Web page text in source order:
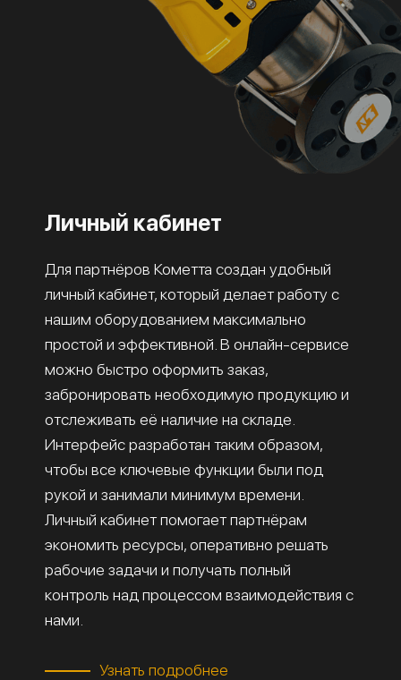
Личный кабинет
Для партнёров Кометта создан удобный
личный кабинет, который делает работу с
нашим оборудованием максимально
простой и эффективной. В онлайн-сервисе
можно быстро оформить заказ,
забронировать необходимую продукцию и
отслеживать её наличие на складе.
Интерфейс разработан таким образом,
чтобы все ключевые функции были под
рукой и занимали минимум времени.
Личный кабинет помогает партнёрам
экономить ресурсы, оперативно решать
рабочие задачи и получать полный
контроль над процессом взаимодействия с
нами.
Узнать подробнее